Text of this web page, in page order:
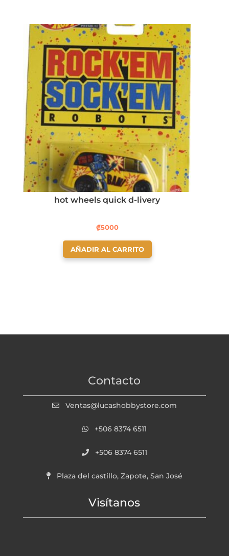
hot wheels quick d-livery
₡5000
AÑADIR AL CARRITO
Contacto
Ventas@lucashobbystore.com
+506 8374 6511
+506 8374 6511
Plaza del castillo, Zapote, San José
Visítanos